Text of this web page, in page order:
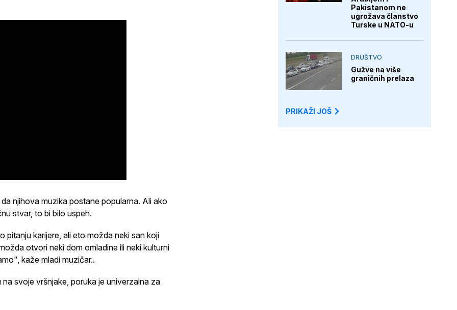
njihova muzika postane popularna. Ali ako
stvar, to bi bilo uspeh.
pitanju karijere, ali eto možda neki san koji
otvori neki dom omladine ili neki kulturni
kaže mladi muzičar..
svoje vršnjake, poruka je univerzalna za
Pakistanom ne
ugrožava članstvo
Turske u NATO-u
DRUŠTVO
Gužve na više
graničnih prelaza
PRIKAŽI JOŠ